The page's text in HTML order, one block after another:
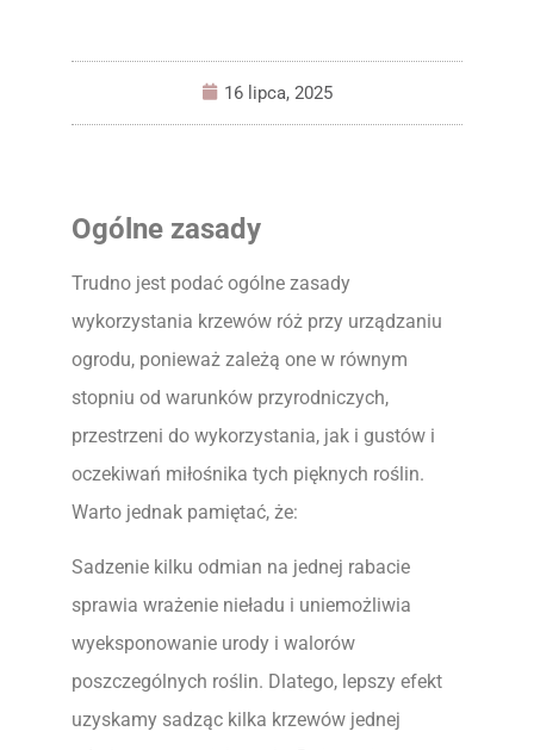
16 lipca, 2025
Ogólne zasady
Trudno jest podać ogólne zasady
wykorzystania krzewów róż przy urządzaniu
ogrodu, ponieważ zależą one w równym
stopniu od warunków przyrodniczych,
przestrzeni do wykorzystania, jak i gustów i
oczekiwań miłośnika tych pięknych roślin.
Warto jednak pamiętać, że:
Sadzenie kilku odmian na jednej rabacie
sprawia wrażenie nieładu i uniemożliwia
wyeksponowanie urody i walorów
poszczególnych roślin. Dlatego, lepszy efekt
uzyskamy sadząc kilka krzewów jednej